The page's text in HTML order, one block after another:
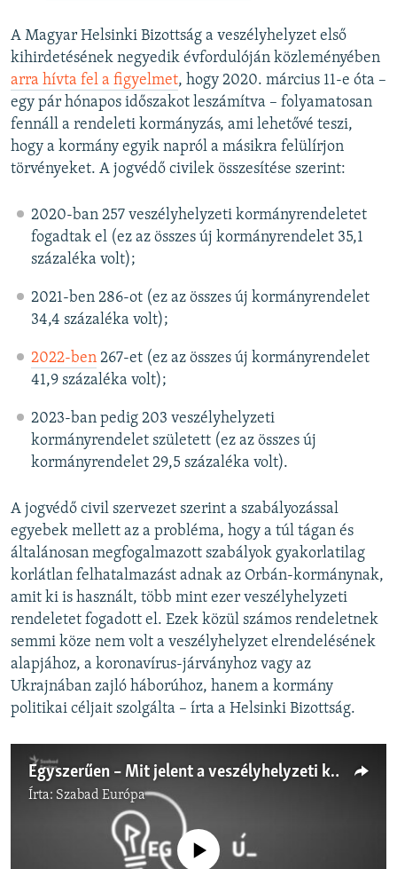
A Magyar Helsinki Bizottság a veszélyhelyzet első
kihirdetésének negyedik évfordulóján közleményében
arra hívta fel a figyelmet, hogy 2020. március 11-e óta –
egy pár hónapos időszakot leszámítva – folyamatosan
fennáll a rendeleti kormányzás, ami lehetővé teszi,
hogy a kormány egyik napról a másikra felülírjon
törvényeket. A jogvédő civilek összesítése szerint:
2020-ban 257 veszélyhelyzeti kormányrendeletet
fogadtak el (ez az összes új kormányrendelet 35,1
százaléka volt);
2021-ben 286-ot (ez az összes új kormányrendelet
34,4 százaléka volt);
2022-ben267-et (ez az összes új kormányrendelet
41,9 százaléka volt);
2023-ban pedig 203 veszélyhelyzeti
kormányrendelet született (ez az összes új
kormányrendelet 29,5 százaléka volt).
A jogvédő civil szervezet szerint a szabályozással
egyebek mellett az a probléma, hogy a túl tágan és
általánosan megfogalmazott szabályok gyakorlatilag
korlátlan felhatalmazást adnak az Orbán-kormánynak,
amit ki is használt, több mint ezer veszélyhelyzeti
rendeletet fogadott el. Ezek közül számos rendeletnek
semmi köze nem volt a veszélyhelyzet elrendelésének
alapjához, a koronavírus-járványhoz vagy az
Ukrajnában zajló háborúhoz, hanem a kormány
politikai céljait szolgálta – írta a Helsinki Bizottság.
Egyszerűen – Mit jelent a veszélyhelyzeti kormányzás?
Írta: Szabad Európa
Jelenleg nincs elérhető tartalom